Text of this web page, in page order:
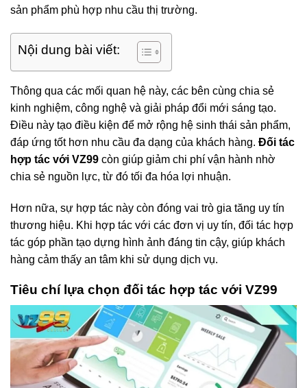
sản phẩm phù hợp nhu cầu thị trường.
Nội dung bài viết:
Thông qua các mối quan hệ này, các bên cùng chia sẻ
kinh nghiệm, công nghệ và giải pháp đổi mới sáng tạo.
Điều này tạo điều kiện để mở rộng hệ sinh thái sản phẩm,
đáp ứng tốt hơn nhu cầu đa dạng của khách hàng. Đối tác
hợp tác với VZ99 còn giúp giảm chi phí vận hành nhờ
chia sẻ nguồn lực, từ đó tối đa hóa lợi nhuận.
Hơn nữa, sự hợp tác này còn đóng vai trò gia tăng uy tín
thương hiệu. Khi hợp tác với các đơn vị uy tín, đối tác hợp
tác góp phần tạo dựng hình ảnh đáng tin cậy, giúp khách
hàng cảm thấy an tâm khi sử dụng dịch vụ.
Tiêu chí lựa chọn đối tác hợp tác với VZ99